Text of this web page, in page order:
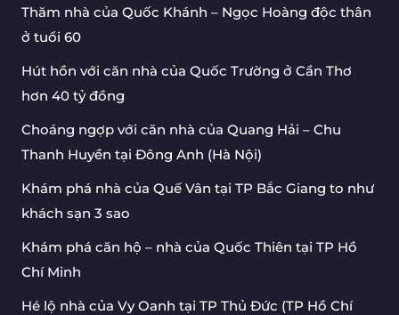
Thăm nhà của Quốc Khánh – Ngọc Hoàng độc thân
ở tuổi 60
Hút hồn với căn nhà của Quốc Trường ở Cần Thơ
hơn 40 tỷ đồng
Choáng ngợp với căn nhà của Quang Hải – Chu
Thanh Huyền tại Đông Anh (Hà Nội)
Khám phá nhà của Quế Vân tại TP Bắc Giang to như
khách sạn 3 sao
Khám phá căn hộ – nhà của Quốc Thiên tại TP Hồ
Chí Minh
Hé lộ nhà của Vy Oanh tại TP Thủ Đức (TP Hồ Chí